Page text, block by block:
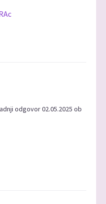
odgovor 02.05.2025 ob